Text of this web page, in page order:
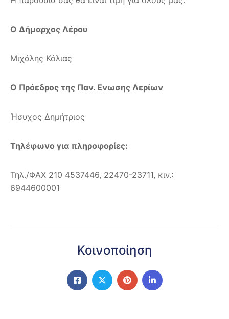
Ο Δήμαρχος Λέρου
Μιχάλης Κόλιας
Ο Πρόεδρος της Παν. Ενωσης Λερίων
Ήσυχος Δημήτριος
Τηλέφωνο για πληροφορίες:
Τηλ./ΦΑΧ 210 4537446, 22470-23711, κιν.:
6944600001
Κοινοποίηση